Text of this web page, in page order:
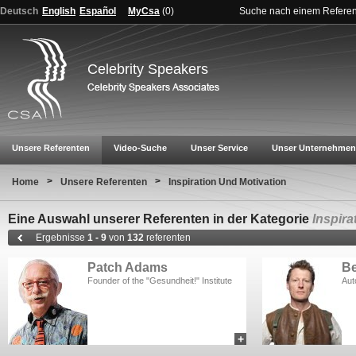
Deutsch English Español MyCsa (0) Suche nach einem
Celebrity Speakers
Unsere Referenten Video-Suche Unser Service Unser Unternehmen
Home > Unsere Referenten > Inspiration Und Motivation
Eine Auswahl unserer Referenten in der Kategorie
Ergebnisse 1 - 9 von 132 referenten
Patch Adams
Founder of the "Gesundheit!" Institute
+ add to myCSA